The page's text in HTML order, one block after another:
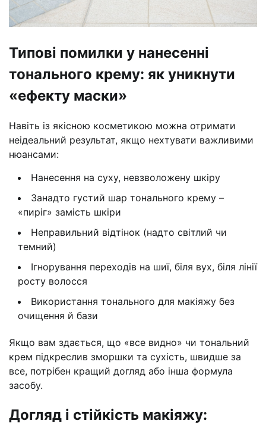
Типові помилки у нанесенні
тонального крему: як уникнути
«ефекту маски»
Навіть із якісною косметикою можна отримати
неідеальний результат, якщо нехтувати важливими
нюансами:
Нанесення на суху, невзволожену шкіру
Занадто густий шар тонального крему –
«пиріг» замість шкіри
Неправильний відтінок (надто світлий чи
темний)
Ігнорування переходів на шиї, біля вух, біля лінії
росту волосся
Використання тонального для макіяжу без
очищення й бази
Якщо вам здається, що «все видно» чи тональний
крем підкреслив зморшки та сухість, швидше за
все, потрібен кращий догляд або інша формула
засобу.
Догляд і стійкість макіяжу: